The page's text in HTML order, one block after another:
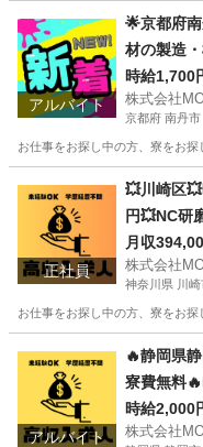
軽作業
アルバイト
🌟京都府
材の製造
時給1,700
株式会社
京都府 南丹市
お仕事をお探し中の方、寮をお
軽作業
正社員
💥川崎区
円💥NC研
月収
株式会社
神奈川県 川崎
お仕事をお探し中の方、寮をお
その他
アルバイト
🔥静岡県
寮費無料
時給2,000
株式会社